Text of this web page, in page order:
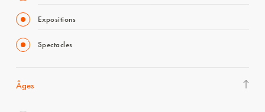
Expositions
Spectacles
Âges